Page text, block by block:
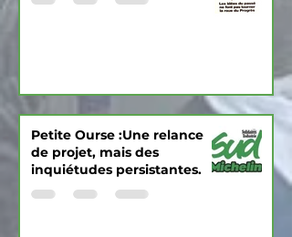
Petite Ourse :Une relance
de projet, mais des
inquiétudes persistantes.